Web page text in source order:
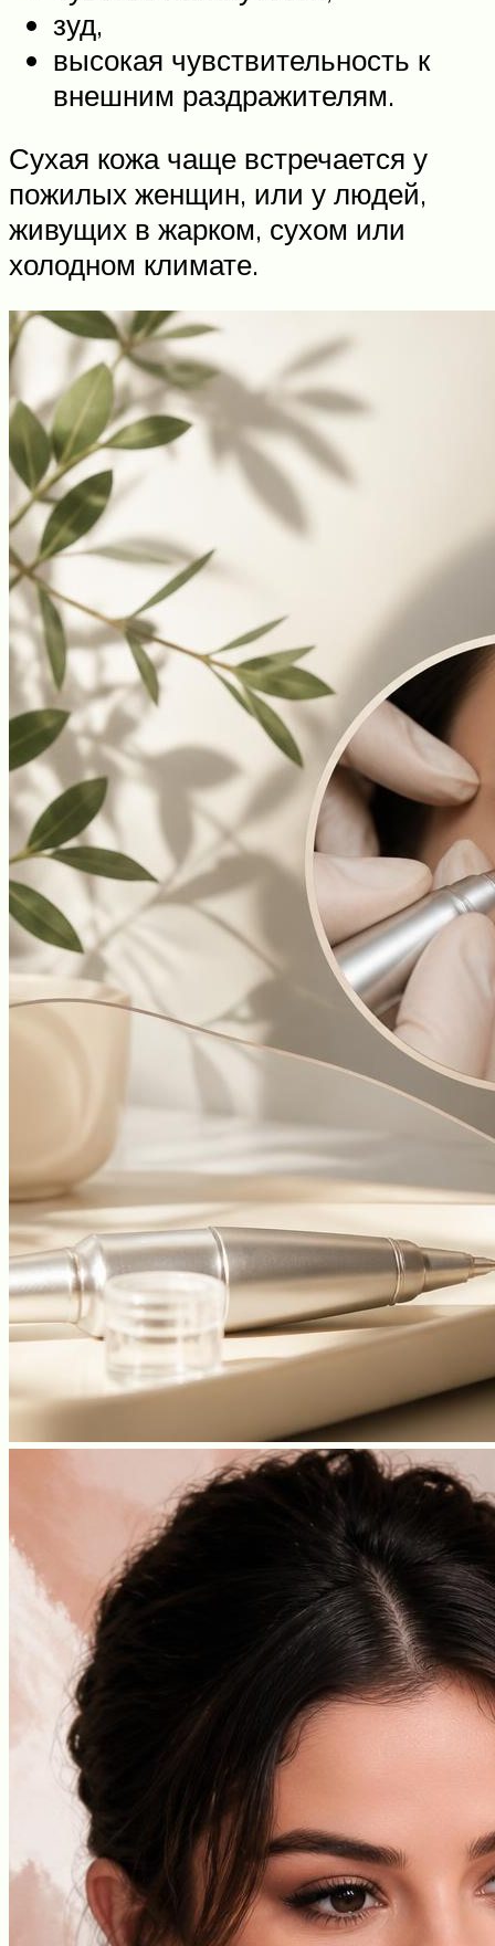
зуд,
высокая чувствительность к
внешним раздражителям.
Сухая кожа чаще встречается у
пожилых женщин, или у людей,
живущих в жарком, сухом или
холодном климате.